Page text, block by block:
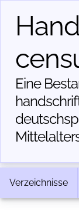
Eine
Verzeichnisse